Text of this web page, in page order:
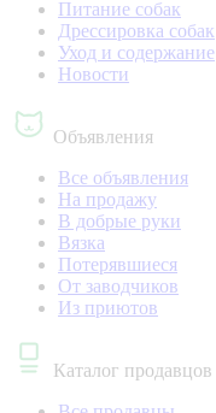
Питание собак
Дрессировка собак
Уход и содержание
Новости
Объявления
Все объявления
На продажу
В добрые руки
Вязка
Потерявшиеся
От заводчиков
Из приютов
Каталог продавцов